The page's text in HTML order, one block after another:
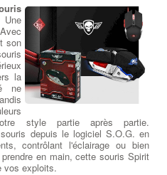
son
la
ne
style partie après partie.
depuis le logiciel S.O.G. en
contrôlant l'éclairage ou bien
en main, cette souris Spirit
vos exploits.